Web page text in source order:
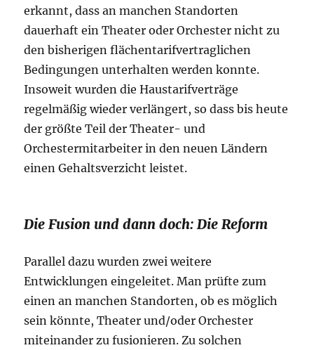
erkannt, dass an manchen Standorten
dauerhaft ein Theater oder Orchester nicht zu
den bisherigen flächentarifvertraglichen
Bedingungen unterhalten werden konnte.
Insoweit wurden die Haustarifverträge
regelmäßig wieder verlängert, so dass bis heute
der größte Teil der Theater- und
Orchestermitarbeiter in den neuen Ländern
einen Gehaltsverzicht leistet.
Die Fusion und dann doch: Die Reform
Parallel dazu wurden zwei weitere
Entwicklungen eingeleitet. Man prüfte zum
einen an manchen Standorten, ob es möglich
sein könnte, Theater und/oder Orchester
miteinander zu fusionieren. Zu solchen